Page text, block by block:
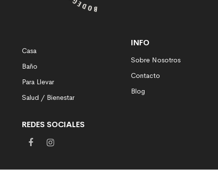
Casa
Baño
Para Llevar
Salud / Bienestar
INFO
Sobre Nosotros
Contacto
Blog
REDES SOCIALES